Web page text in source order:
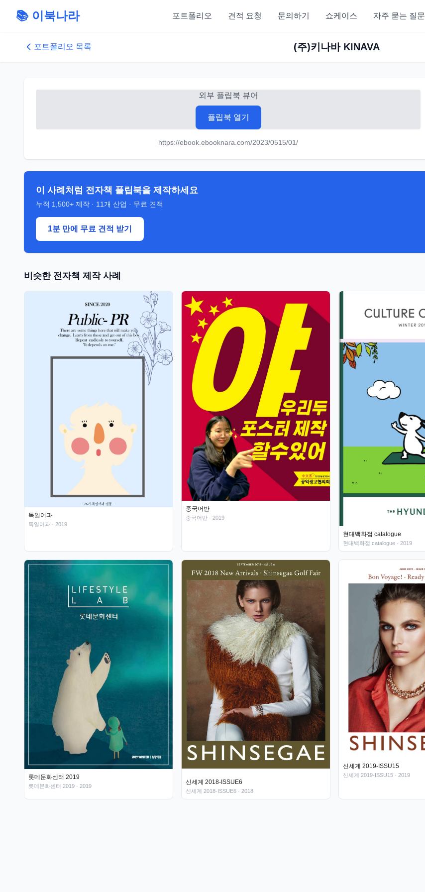
📚 이북나라 포트폴리오 견적 요청 문의하기 쇼케이스 자주 묻는 질문
포트폴리오 목록 (주)키나바 KINAVA
외부 플립북 뷰어
플립북 열기
https://ebook.ebooknara.com/2023/0515/01/
이 사례처럼 전자책 플립북을 제작하세요
누적 1,500+ 제작 · 11 개 산업 · 무료 견적
1분 만에 무료 견적 받기
비슷한 전자책 제작 사례
독일어과
독일어과 · 2019
중국어반
중국어반 · 2019
현대백화점 catalogue
현대백화점 catalogue · 2019
롯데문화센터 2019
롯데문화센터 2019 · 2019
신세계 2018-ISSUE6
신세계 2018-ISSUE6 · 2018
신세계 2019-ISSU15
신세계 2019-ISSU15 · 2019